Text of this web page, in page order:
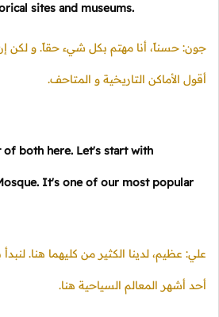
sites and museums.
جون: حسناً، أنا مهتم بكل شيء حقاً. و لكن
أقول الأماكن التاريخية و المتاحف.
of both here. Let's start with
It's one of our most popular
علي: عظيم، لدينا الكثير من كليهما هنا.
أحد أشهر المعالم السياحية هنا.